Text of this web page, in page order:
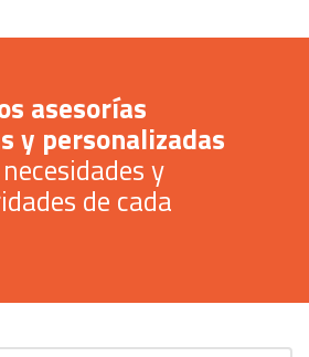
asesorías
y personalizadas
y
de cada